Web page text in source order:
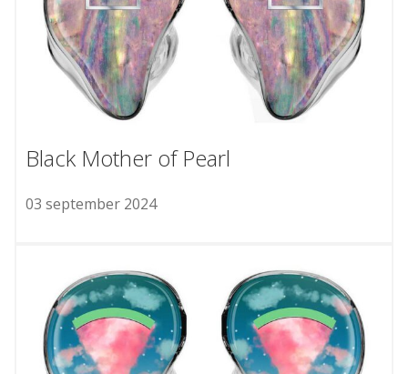
Black Mother of Pearl
03 september 2024